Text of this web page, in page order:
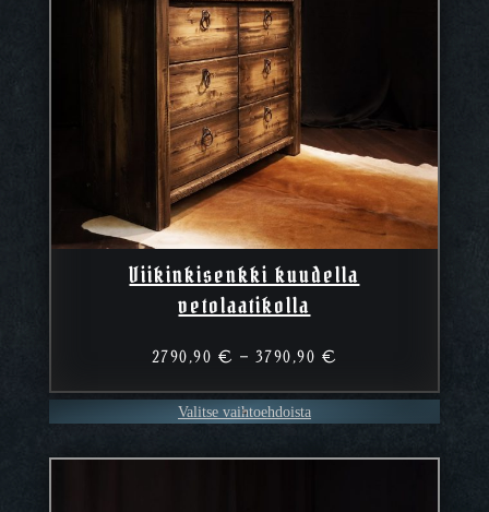
Viikinkisenkki kuudella
vetolaatikolla
2790,90 € – 3790,90 €
–
3790,90 €
Valitse vaihtoehdoista